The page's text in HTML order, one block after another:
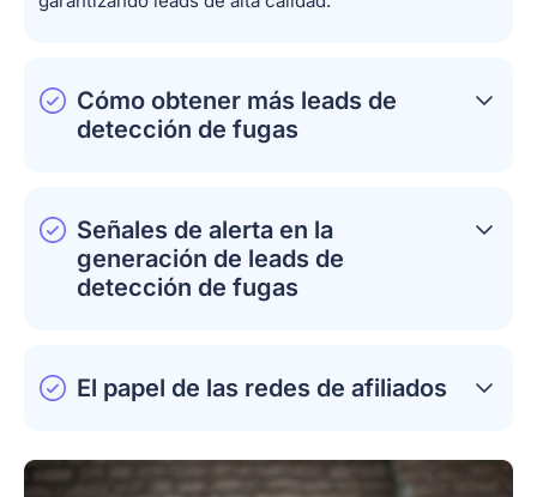
Cómo obtener más leads de
detección de fugas
Señales de alerta en la
generación de leads de
detección de fugas
El papel de las redes de afiliados